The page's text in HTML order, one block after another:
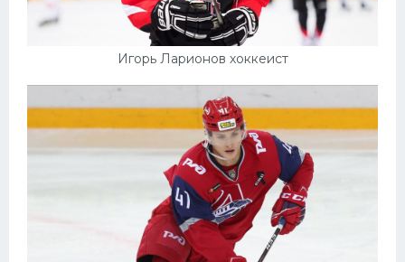
Игорь Ларионов хоккеист